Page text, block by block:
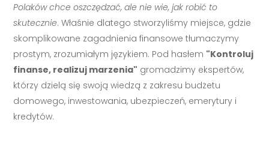
Polaków chce oszczędzać, ale nie wie, jak robić to
skutecznie. Właśnie dlatego stworzyliśmy miejsce, gdzie
skomplikowane zagadnienia finansowe tłumaczymy
prostym, zrozumiałym językiem. Pod hasłem "Kontroluj
finanse, realizuj marzenia" gromadzimy ekspertów,
którzy dzielą się swoją wiedzą z zakresu budżetu
domowego, inwestowania, ubezpieczeń, emerytury i
kredytów.